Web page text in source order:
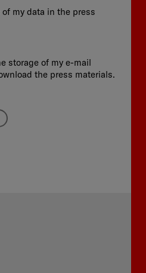
of my data in the press
storage of my e-mail
the press materials.